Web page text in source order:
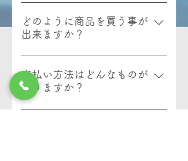
2020年5月現在店舗での販売は予
定しておりません。
どのように商品を買う事が
出来ますか？
Webまたは電話での注文となって
おります。
支払い方法はどんなものが
ありますか？
現在calmでのお支払いはクレジッ